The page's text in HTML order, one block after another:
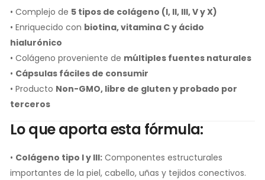
• Complejo de 5 tipos de colágeno (I, II, III, V y X)
• Enriquecido con biotina, vitamina C y ácido
hialurónico
• Colágeno proveniente de múltiples fuentes naturales
• Cápsulas fáciles de consumir
• Producto Non-GMO, libre de gluten y probado por
terceros
Lo que aporta esta fórmula:
• Colágeno tipo I y III: Componentes estructurales
importantes de la piel, cabello, uñas y tejidos conectivos.